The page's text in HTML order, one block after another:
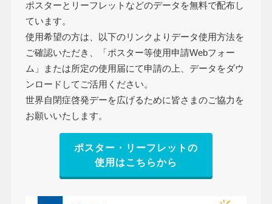
ポスターとリーフレットなどのデータを無料で配布し
ています。
使用希望の方は、以下のリンクよりデータ使用方法を
ご確認いただき、「ポスター等使用申請Webフォー
ム」または所定の使用届にて申請の上、データをダウ
ンロードしてご活用ください。
世界自閉症啓発デーを広げるために皆さまのご協力を
お願いいたします。
ポスター・リーフレットの
使用はこちらから